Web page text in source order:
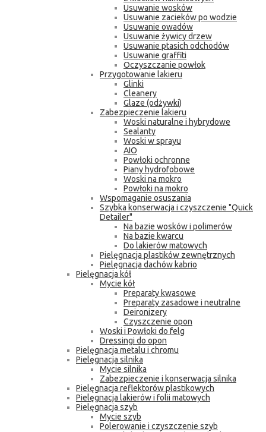
Usuwanie wosków
Usuwanie zacieków po wodzie
Usuwanie owadów
Usuwanie żywicy drzew
Usuwanie ptasich odchodów
Usuwanie graffiti
Oczyszczanie powłok
Przygotowanie lakieru
Glinki
Cleanery
Glaze (odżywki)
Zabezpieczenie lakieru
Woski naturalne i hybrydowe
Sealanty
Woski w sprayu
AIO
Powłoki ochronne
Piany hydrofobowe
Woski na mokro
Powłoki na mokro
Wspomaganie osuszania
Szybka konserwacja i czyszczenie "Quick
Detailer"
Na bazie wosków i polimerów
Na bazie kwarcu
Do lakierów matowych
Pielęgnacja plastików zewnętrznych
Pielęgnacja dachów kabrio
Pielęgnacja kół
Mycie kół
Preparaty kwasowe
Preparaty zasadowe i neutralne
Deironizery
Czyszczenie opon
Woski i Powłoki do felg
Dressingi do opon
Pielęgnacja metalu i chromu
Pielęgnacja silnika
Mycie silnika
Zabezpieczenie i konserwacja silnika
Pielęgnacja reflektorów plastikowych
Pielęgnacja lakierów i folii matowych
Pielęgnacja szyb
Mycie szyb
Polerowanie i czyszczenie szyb